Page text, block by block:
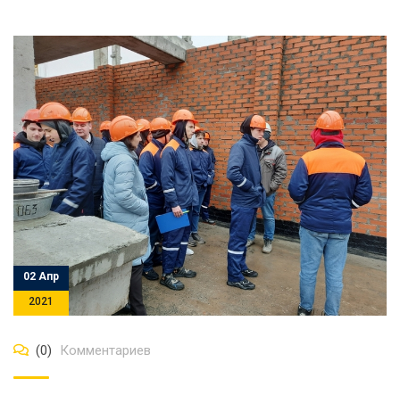
02 Апр
2021
(0) Комментариев